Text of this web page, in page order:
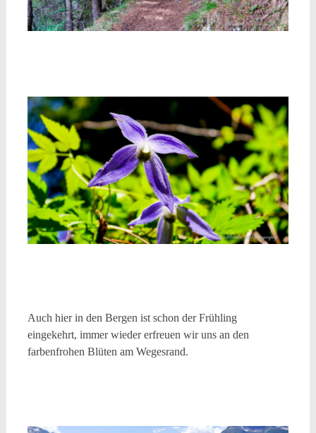
Auch hier in den Bergen ist schon der Frühling
eingekehrt, immer wieder erfreuen wir uns an den
farbenfrohen Blüten am Wegesrand.